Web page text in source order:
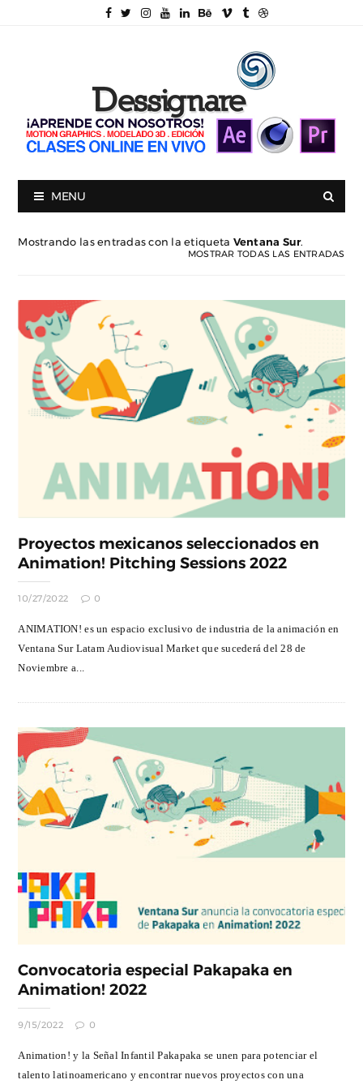
MENU
Mostrando las entradas con la etiqueta Ventana Sur.
MOSTRAR TODAS LAS ENTRADAS
Proyectos mexicanos seleccionados en
Animation! Pitching Sessions 2022
10/27/2022 0
ANIMATION! es un espacio exclusivo de industria de la animación en
Ventana Sur Latam Audiovisual Market que sucederá del 28 de
Noviembre a...
Convocatoria especial Pakapaka en
Animation! 2022
9/15/2022 0
Animation! y la Señal Infantil Pakapaka se unen para potenciar el
talento latinoamericano y encontrar nuevos proyectos con una